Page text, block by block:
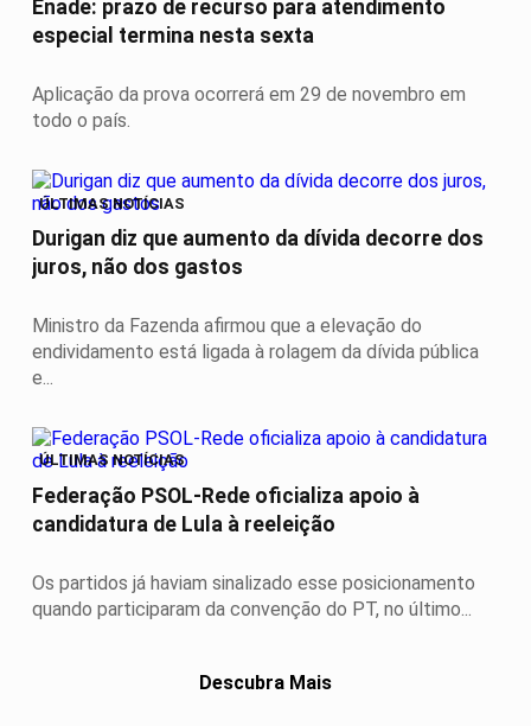
Enade: prazo de recurso para atendimento
especial termina nesta sexta
Aplicação da prova ocorrerá em 29 de novembro em
todo o país.
ÚLTIMAS NOTÍCIAS
Durigan diz que aumento da dívida decorre dos
juros, não dos gastos
Ministro da Fazenda afirmou que a elevação do
endividamento está ligada à rolagem da dívida pública
e...
ÚLTIMAS NOTÍCIAS
Federação PSOL-Rede oficializa apoio à
candidatura de Lula à reeleição
Os partidos já haviam sinalizado esse posicionamento
quando participaram da convenção do PT, no último...
Descubra Mais